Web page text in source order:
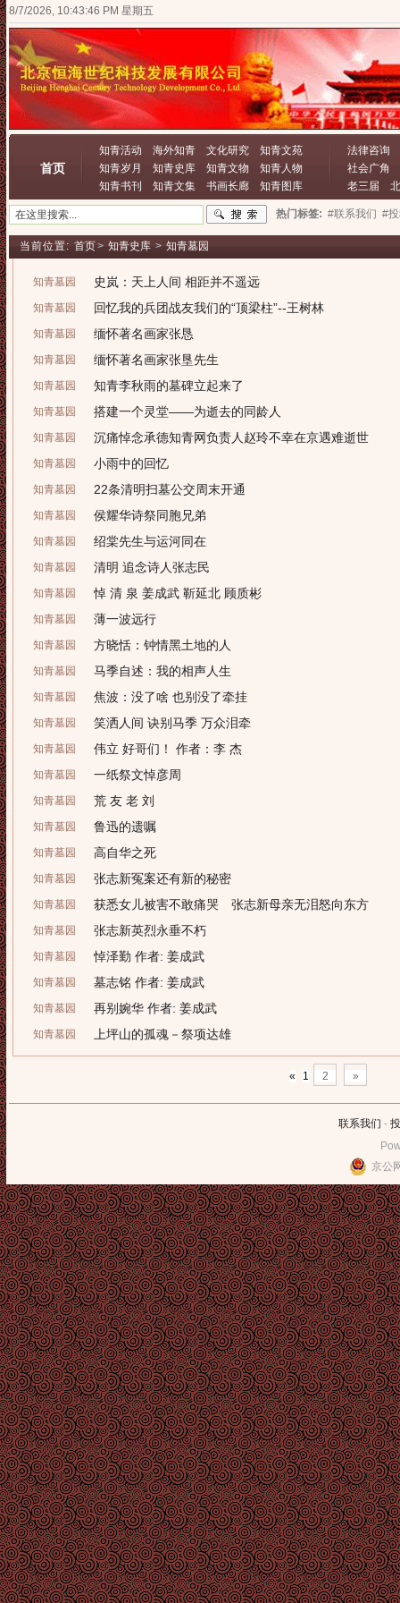
8/7/2026, 10:43:46 PM 星期五
首页
知青活动 海外知青 文化研究
知青文苑
知青岁月
知青史库 知青文物
知青人物
知青书刊
知青文集 书画长廊 知青图库
法律咨询
社会广角
老三届
热门标签: #联系我们 #
当前位置: 首页> 知青史库 > 知青墓园
知青墓园 史岚：天上人间 相距并不遥远
知青墓园 回忆我的兵团战友我们的“顶梁柱”--王树林
知青墓园 缅怀著名画家张恳
知青墓园 缅怀著名画家张垦先生
知青墓园 知青李秋雨的墓碑立起来了
知青墓园 搭建一个灵堂——为逝去的同龄人
知青墓园 沉痛悼念承德知青网负责人赵玲不幸在京遇难逝世
知青墓园 小雨中的回忆
知青墓园 22条清明扫墓公交周末开通
知青墓园 侯耀华诗祭同胞兄弟
知青墓园 绍棠先生与运河同在
知青墓园 清明 追念诗人张志民
知青墓园 悼 清 泉 姜成武 靳延北 顾质彬
知青墓园 薄一波远行
知青墓园 方晓恬：钟情黑土地的人
知青墓园 马季自述：我的相声人生
知青墓园 焦波：没了啥 也别没了牵挂
知青墓园 笑洒人间 诀别马季 万众泪牵
知青墓园 伟立 好哥们！ 作者：李 杰
知青墓园 一纸祭文悼彦周
知青墓园 荒 友 老 刘
知青墓园 鲁迅的遗嘱
知青墓园 高自华之死
知青墓园 张志新冤案还有新的秘密
知青墓园 获悉女儿被害不敢痛哭 张志新母亲无泪怒向东方
知青墓园 张志新英烈永垂不朽
知青墓园 悼泽勤 作者: 姜成武
知青墓园 墓志铭 作者: 姜成武
知青墓园 再别婉华 作者: 姜成武
知青墓园 上坪山的孤魂－祭项达雄
« 1 2 »
联系我们 -
京公